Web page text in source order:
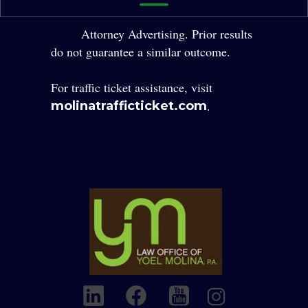
Attorney Advertising. Prior results
do not guarantee a similar outcome.
For traffic ticket assistance, visit
molinatrafficticket.com.